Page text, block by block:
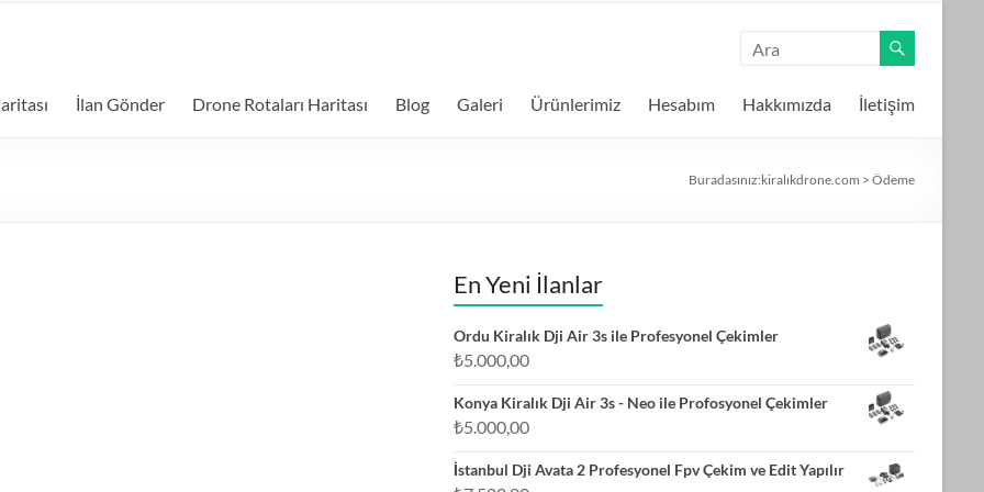
İlan Gönder Drone Rotaları Haritası Blog Galeri Ürünlerimiz Hesabım Hakkımızda İletişim
Buradasınız:kiralıkdrone.com > Ödeme
En Yeni İlanlar
Ordu Kiralık Dji Air 3s ile Profesyonel Çekimler
₺5.000,00
Konya Kiralık Dji Air 3s - Neo ile Profosyonel Çekimler
₺5.000,00
İstanbul Dji Avata 2 Profesyonel Fpv Çekim ve Edit Yapılır